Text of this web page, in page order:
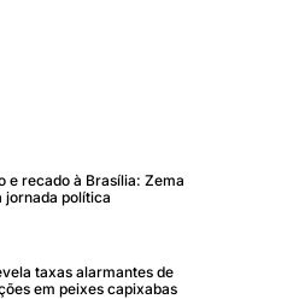
e recado à Brasília: Zema
jornada política
taxas alarmantes de
em peixes capixabas